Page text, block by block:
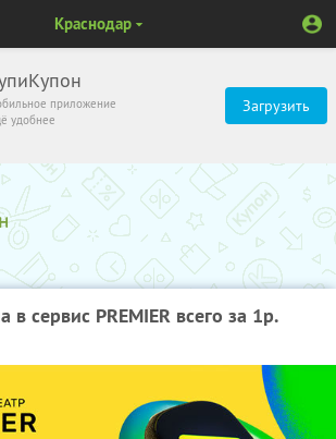
приложение
удобнее
Загрузить
Краснодар
в сервис PREMIER всего за 1р.